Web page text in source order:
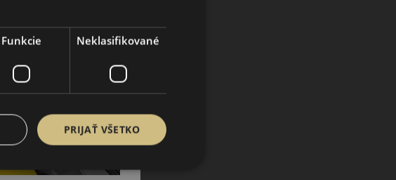
Funkcie Neklasifikované
PRIJAŤ VŠETKO